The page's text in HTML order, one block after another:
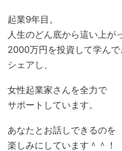
起業9年目。
人生のどん底から這い上が
2000万円を投資して学んで
シェアし、
女性起業家さんを全力で
サポートしています。
あなたとお話しできるのを
楽しみにしています＾＾！